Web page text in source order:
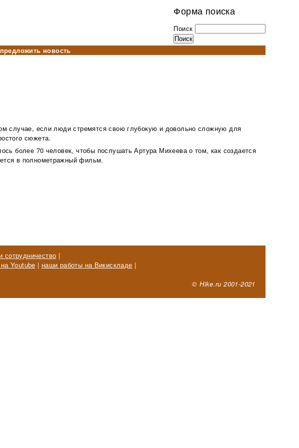
Форма поиска
Поиск
предложить новость
случае, если люди стремятся свою глубокую и довольно сложную для
сюжета.
более 70 человек, чтобы послушать Артура Михеева о том, как создается
в полнометражный фильм.
сотрудничество |
Youtube | наши работы на Викискладе |
© Hike.ru 2001-2021